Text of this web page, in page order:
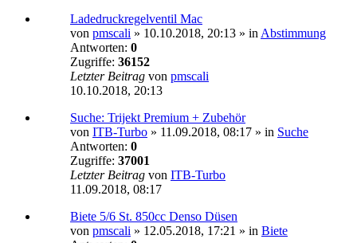
Ladedruckregelventil Mac
von pmscali » 10.10.2018, 20:13 » in Abstimmung
Antworten: 0
Zugriffe: 36152
Letzter Beitrag von pmscali
10.10.2018, 20:13
Suche: Trijekt Premium + Zubehör
von ITB-Turbo » 11.09.2018, 08:17 » in Suche
Antworten: 0
Zugriffe: 37001
Letzter Beitrag von ITB-Turbo
11.09.2018, 08:17
Biete 5/6 St. 850cc Denso Düsen
von pmscali » 12.05.2018, 17:21 » in Biete